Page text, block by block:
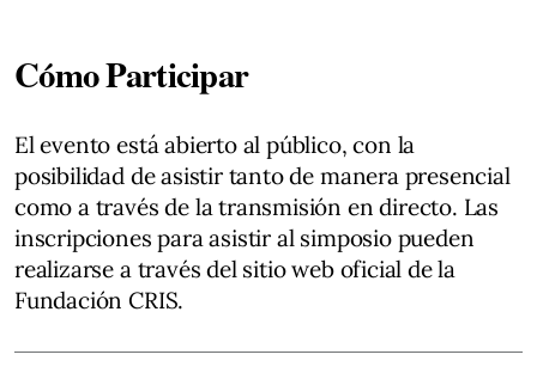
Cómo Participar
El evento está abierto al público, con la
posibilidad de asistir tanto de manera presencial
como a través de la transmisión en directo. Las
inscripciones para asistir al simposio pueden
realizarse a través del sitio web oficial de la
Fundación CRIS.